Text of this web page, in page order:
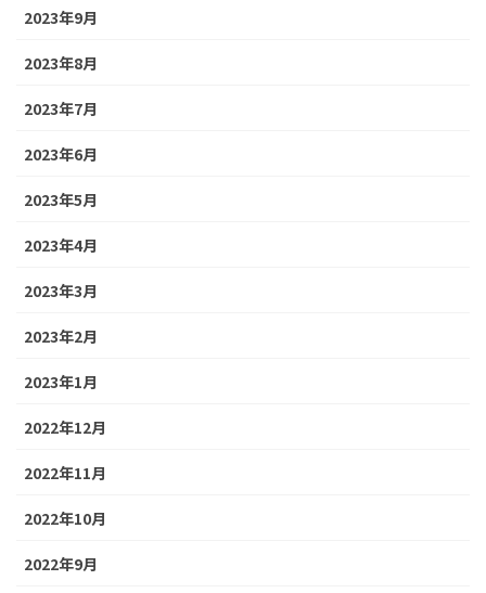
2023年9月
2023年8月
2023年7月
2023年6月
2023年5月
2023年4月
2023年3月
2023年2月
2023年1月
2022年12月
2022年11月
2022年10月
2022年9月